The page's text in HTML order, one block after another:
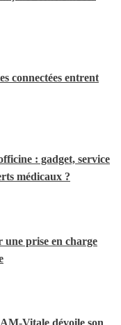
connectées entrent
: gadget, service
médicaux ?
prise en charge